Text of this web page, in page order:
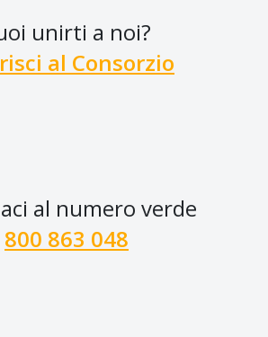
unirti a noi?
al Consorzio
al numero verde
800 863 048